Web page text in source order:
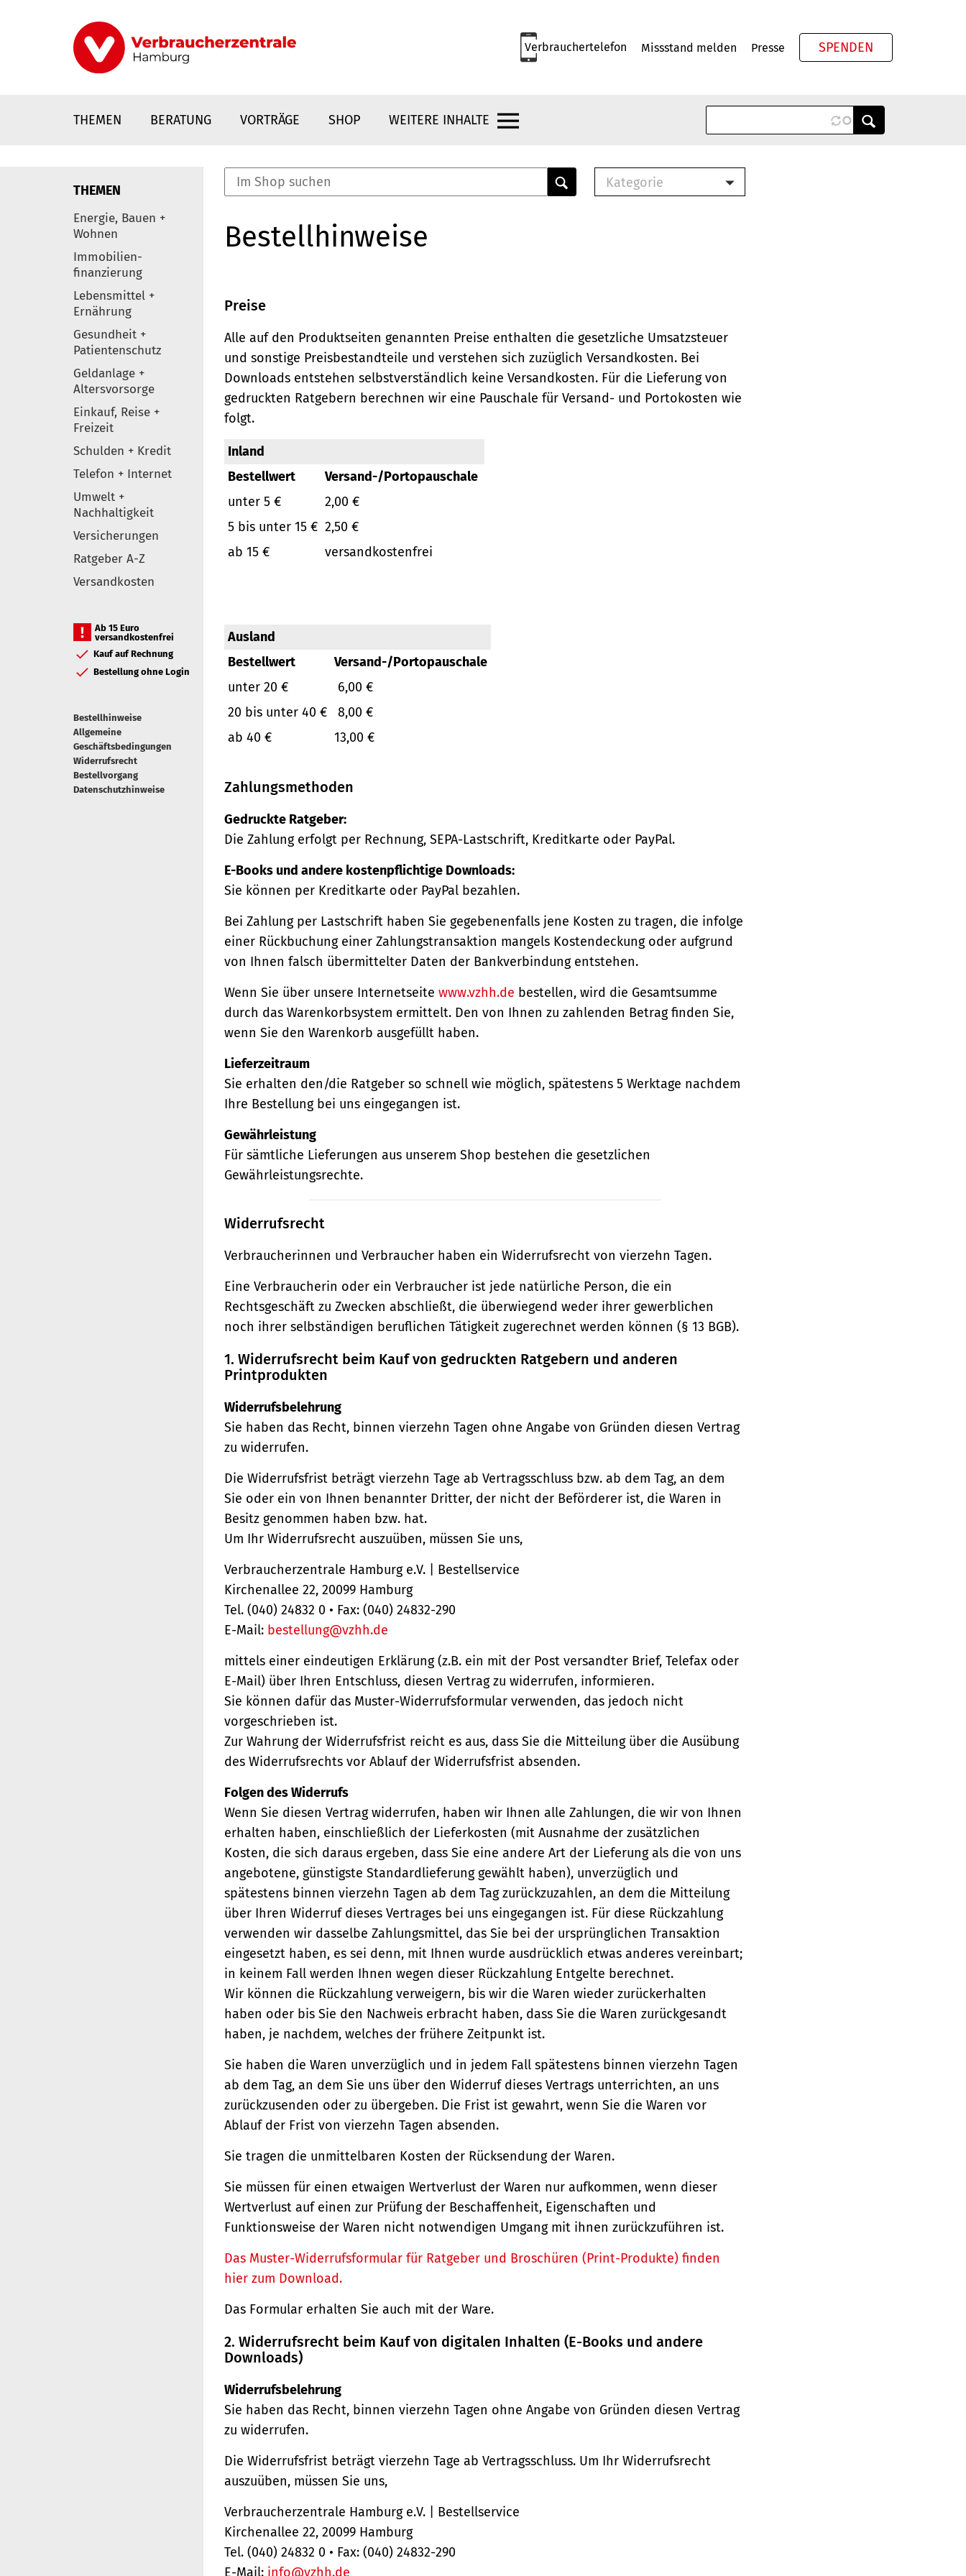
Verbrauchertelefon Missstand melden Presse SPENDEN
THEMEN BERATUNG VORTRÄGE SHOP WEITERE INHALTE
Elemente
THEMEN
Energie, Bauen +
Wohnen
Immobilien-
finanzierung
Lebensmittel +
Ernährung
Gesundheit +
Patientenschutz
Geldanlage +
Altersvorsorge
Einkauf, Reise +
Freizeit
Schulden + Kredit
Telefon + Internet
Umwelt +
Nachhaltigkeit
Versicherungen
Ratgeber A-Z
Versandkosten
Ab 15 Euro
versandkostenfrei
Kauf auf Rechnung
Bestellung ohne Login
Bestellhinweise
Allgemeine
Geschäftsbedingungen
Widerrufsrecht
Bestellvorgang
Datenschutzhinweise
Kategorie
Bestellhinweise
Preise
Alle auf den Produktseiten genannten Preise enthalten die gesetzliche Umsatzsteuer
und sonstige Preisbestandteile und verstehen sich zuzüglich Versandkosten. Bei
Downloads entstehen selbstverständlich keine Versandkosten. Für die Lieferung von
gedruckten Ratgebern berechnen wir eine Pauschale für Versand- und Portokosten wie
folgt.
Inland
Bestellwert
Versand-/Portopauschale
unter 5 €
2,00 €
5 bis unter 15 € 2,50 €
ab 15 €
versandkostenfrei
Ausland
Bestellwert
Versand-/Portopauschale
unter 20 €
6,00 €
20 bis unter 40 €
8,00 €
ab 40 €
13,00 €
Zahlungsmethoden
Gedruckte Ratgeber:
Die Zahlung erfolgt per Rechnung, SEPA-Lastschrift, Kreditkarte oder PayPal.
E-Books und andere kostenpflichtige Downloads:
Sie können per Kreditkarte oder PayPal bezahlen.
Bei Zahlung per Lastschrift haben Sie gegebenenfalls jene Kosten zu tragen, die infolge
einer Rückbuchung einer Zahlungstransaktion mangels Kostendeckung oder aufgrund
von Ihnen falsch übermittelter Daten der Bankverbindung entstehen.
Wenn Sie über unsere Internetseite www.vzhh.de bestellen, wird die Gesamtsumme
durch das Warenkorbsystem ermittelt. Den von Ihnen zu zahlenden Betrag finden Sie,
wenn Sie den Warenkorb ausgefüllt haben.
Lieferzeitraum
Sie erhalten den/die Ratgeber so schnell wie möglich, spätestens 5 Werktage nachdem
Ihre Bestellung bei uns eingegangen ist.
Gewährleistung
Für sämtliche Lieferungen aus unserem Shop bestehen die gesetzlichen
Gewährleistungsrechte.
Widerrufsrecht
Verbraucherinnen und Verbraucher haben ein Widerrufsrecht von vierzehn Tagen.
Eine Verbraucherin oder ein Verbraucher ist jede natürliche Person, die ein
Rechtsgeschäft zu Zwecken abschließt, die überwiegend weder ihrer gewerblichen
noch ihrer selbständigen beruflichen Tätigkeit zugerechnet werden können (§ 13 BGB).
1. Widerrufsrecht beim Kauf von gedruckten Ratgebern und anderen
Printprodukten
Widerrufsbelehrung
Sie haben das Recht, binnen vierzehn Tagen ohne Angabe von Gründen diesen Vertrag
zu widerrufen.
Die Widerrufsfrist beträgt vierzehn Tage ab Vertragsschluss bzw. ab dem Tag, an dem
Sie oder ein von Ihnen benannter Dritter, der nicht der Beförderer ist, die Waren in
Besitz genommen haben bzw. hat.
Um Ihr Widerrufsrecht auszuüben, müssen Sie uns,
Verbraucherzentrale Hamburg e.V. | Bestellservice
Kirchenallee 22, 20099 Hamburg
Tel. (040) 24832 0 • Fax: (040) 24832-290
E-Mail: bestellung@vzhh.de
mittels einer eindeutigen Erklärung (z.B. ein mit der Post versandter Brief, Telefax oder
E-Mail) über Ihren Entschluss, diesen Vertrag zu widerrufen, informieren.
Sie können dafür das Muster-Widerrufsformular verwenden, das jedoch nicht
vorgeschrieben ist.
Zur Wahrung der Widerrufsfrist reicht es aus, dass Sie die Mitteilung über die Ausübung
des Widerrufsrechts vor Ablauf der Widerrufsfrist absenden.
Folgen des Widerrufs
Wenn Sie diesen Vertrag widerrufen, haben wir Ihnen alle Zahlungen, die wir von Ihnen
erhalten haben, einschließlich der Lieferkosten (mit Ausnahme der zusätzlichen
Kosten, die sich daraus ergeben, dass Sie eine andere Art der Lieferung als die von uns
angebotene, günstigste Standardlieferung gewählt haben), unverzüglich und
spätestens binnen vierzehn Tagen ab dem Tag zurückzuzahlen, an dem die Mitteilung
über Ihren Widerruf dieses Vertrages bei uns eingegangen ist. Für diese Rückzahlung
verwenden wir dasselbe Zahlungsmittel, das Sie bei der ursprünglichen Transaktion
eingesetzt haben, es sei denn, mit Ihnen wurde ausdrücklich etwas anderes vereinbart;
in keinem Fall werden Ihnen wegen dieser Rückzahlung Entgelte berechnet.
Wir können die Rückzahlung verweigern, bis wir die Waren wieder zurückerhalten
haben oder bis Sie den Nachweis erbracht haben, dass Sie die Waren zurückgesandt
haben, je nachdem, welches der frühere Zeitpunkt ist.
Sie haben die Waren unverzüglich und in jedem Fall spätestens binnen vierzehn Tagen
ab dem Tag, an dem Sie uns über den Widerruf dieses Vertrags unterrichten, an uns
zurückzusenden oder zu übergeben. Die Frist ist gewahrt, wenn Sie die Waren vor
Ablauf der Frist von vierzehn Tagen absenden.
Sie tragen die unmittelbaren Kosten der Rücksendung der Waren.
Sie müssen für einen etwaigen Wertverlust der Waren nur aufkommen, wenn dieser
Wertverlust auf einen zur Prüfung der Beschaffenheit, Eigenschaften und
Funktionsweise der Waren nicht notwendigen Umgang mit ihnen zurückzuführen ist.
Das Muster-Widerrufsformular für Ratgeber und Broschüren (Print-Produkte) finden
hier zum Download.
Das Formular erhalten Sie auch mit der Ware.
2. Widerrufsrecht beim Kauf von digitalen Inhalten (E-Books und andere
Downloads)
Widerrufsbelehrung
Sie haben das Recht, binnen vierzehn Tagen ohne Angabe von Gründen diesen Vertrag
zu widerrufen.
Die Widerrufsfrist beträgt vierzehn Tage ab Vertragsschluss. Um Ihr Widerrufsrecht
auszuüben, müssen Sie uns,
Verbraucherzentrale Hamburg e.V. | Bestellservice
Kirchenallee 22, 20099 Hamburg
Tel. (040) 24832 0 • Fax: (040) 24832-290
E-Mail: info@vzhh.de